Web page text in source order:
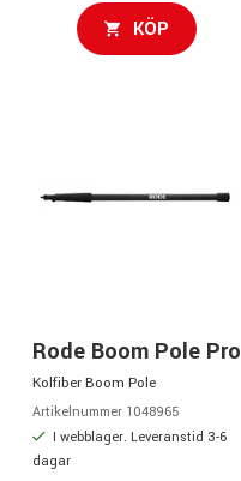
KÖP
Rode Boom Pole Pro
Kolfiber Boom Pole
Artikelnummer 1048965
I webblager. Leveranstid 3-6
dagar